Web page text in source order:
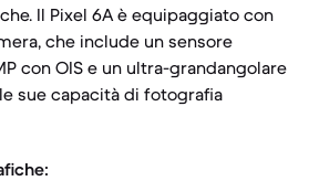
Il Pixel 6A è equipaggiato con
che include un sensore
con OIS e un ultra-grandangolare
sue capacità di fotografia